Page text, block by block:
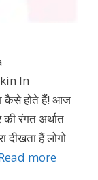
In
कैसे होते हैं! आज
रंगत अर्थात
दीखता हैं लोगो
more